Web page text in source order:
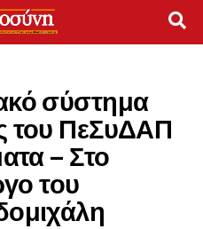
σύστημα
του ΠεΣυΔΑΠ
– Στο
του